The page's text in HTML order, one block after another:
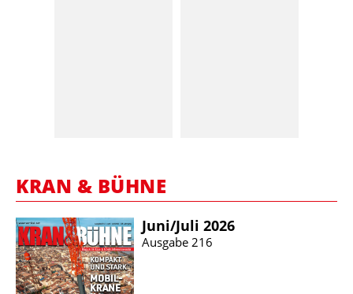
KRAN & BÜHNE
Juni/​Juli 2026
Ausgabe 216